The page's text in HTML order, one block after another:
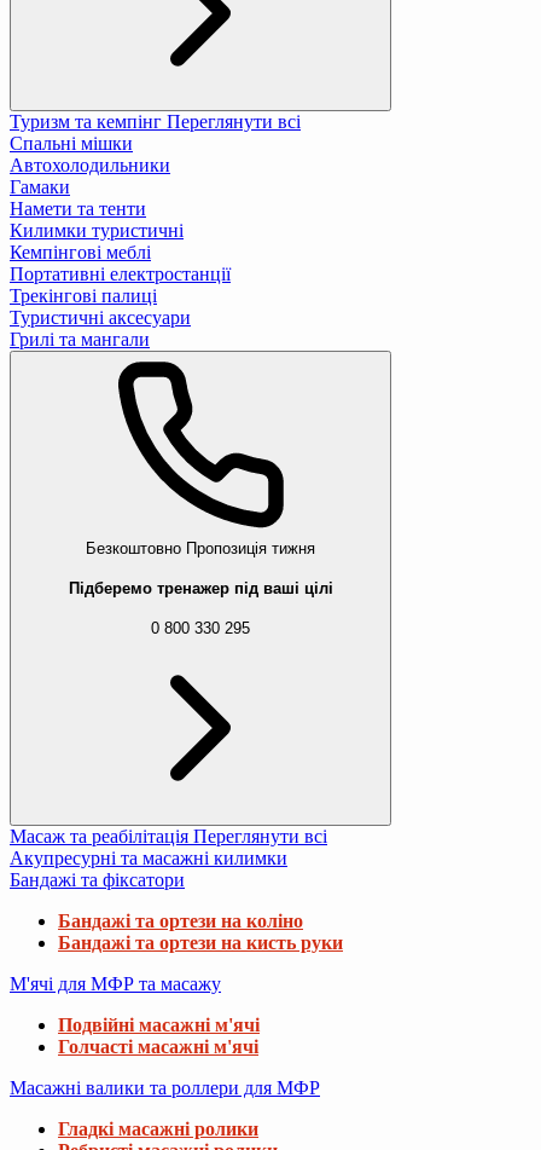
Туризм та кемпінг Переглянути всі
Спальні мішки
Автохолодильники
Гамаки
Намети та тенти
Килимки туристичні
Кемпінгові меблі
Портативні електростанції
Трекінгові палиці
Туристичні аксесуари
Грилі та мангали
Безкоштовно Пропозиція тижня
Підберемо тренажер під ваші цілі
0 800 330 295
Масаж та реабілітація Переглянути всі
Акупресурні та масажні килимки
Бандажі та фіксатори
Бандажі та ортези на коліно
Бандажі та ортези на кисть руки
М'ячі для МФР та масажу
Подвійні масажні м'ячі
Голчасті масажні м'ячі
Масажні валики та роллери для МФР
Гладкі масажні ролики